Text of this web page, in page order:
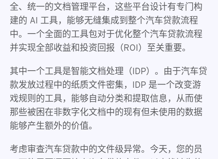
全、统一的文档管理平台，这些平台设计有专门构
建的 AI 工具，能够无缝集成到整个汽车贷款流程
中。一个全面的工具包对于优化整个汽车贷款流程
并实现全部收益和投资回报（ROI）至关重要。
其中一个工具是智能文档处理（IDP）。由于汽车贷
款发放过程中的纸质文件密集，IDP 是一个改变游
戏规则的工具，能够自动分类和提取信息，从而使
那些被困在非数字化文档中的现有但未使用的数据
能够产生额外的价值。
考虑审查汽车贷款中的文件级异常。今天，您的员